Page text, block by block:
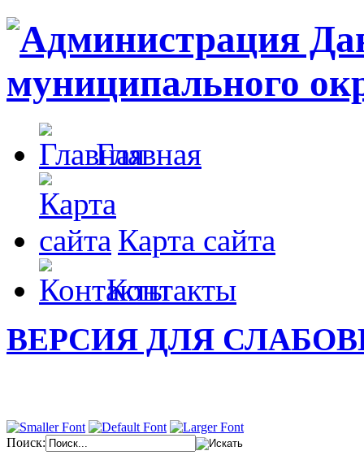
Главная
Карта сайта
Контакты
ВЕРСИЯ ДЛЯ
Поиск: